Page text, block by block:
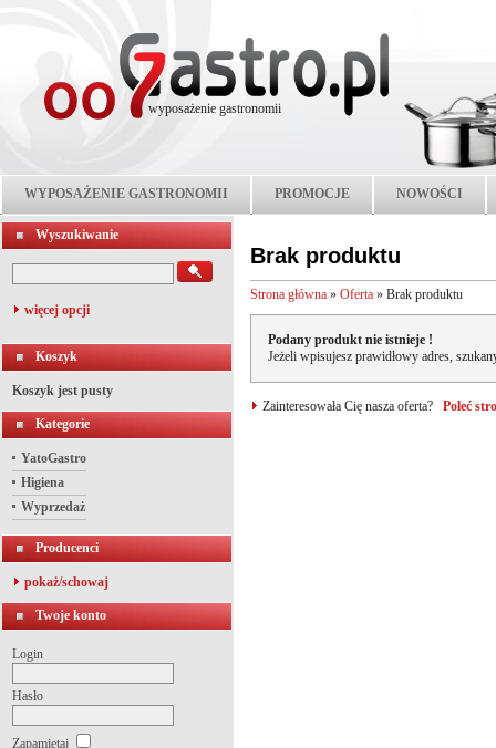
wyposażenie gastronomii
WYPOSAŻENIE GASTRONOMII PROMOCJE NOWOŚCI
Wyszukiwanie
więcej opcji
Koszyk
Koszyk jest pusty
Kategorie
YatoGastro
Higiena
Wyprzedaż
Producenci
pokaż/schowaj
Twoje konto
Login
Hasło
Zapamiętaj
Brak produktu
Strona główna » Oferta » Brak produktu
Podany produkt nie istnieje !
Jeżeli wpisujesz prawidłowy adres,
Zainteresowała Cię nasza oferta? Poleć